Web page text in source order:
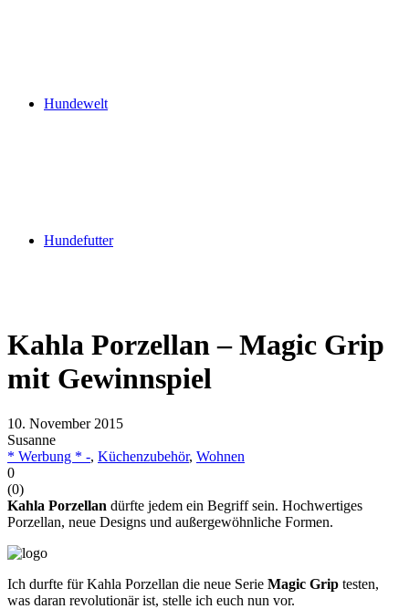
Hundewelt
Hundefutter
Kahla Porzellan – Magic Grip
mit Gewinnspiel
10. November 2015
Susanne
* Werbung * -, Küchenzubehör, Wohnen
0
(0)
Kahla Porzellan dürfte jedem ein Begriff sein. Hochwertiges
Porzellan, neue Designs und außergewöhnliche Formen.
Ich durfte für Kahla Porzellan die neue Serie Magic Grip testen,
was daran revolutionär ist, stelle ich euch nun vor.